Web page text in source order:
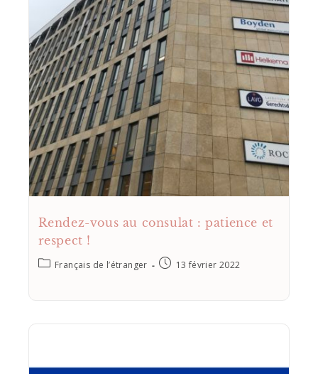
Rendez-vous au consulat : patience et
respect !
Français de l’étranger 13 février 2022